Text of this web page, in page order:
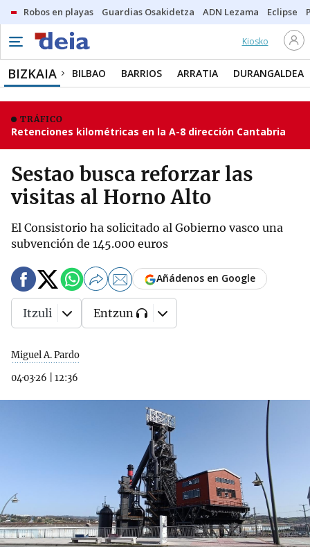
Robos en playas Guardias Osakidetza ADN Lezama Eclipse
Kiosko
BIZKAIA BILBAO BARRIOS ARRATIA DURANGALDEA
TRÁFICO
Retenciones kilométricas en la A-8 dirección Cantabria
Sestao busca reforzar las
visitas al Horno Alto
El Consistorio ha solicitado al Gobierno vasco una
subvención de 145.000 euros
Miguel A. Pardo
04·03·26
12:36
Añádenos en Google
Itzuli Entzun